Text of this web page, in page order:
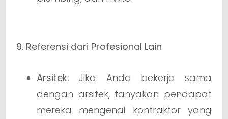
9. Referensi dari Profesional Lain
Arsitek: Jika Anda bekerja sama
dengan arsitek, tanyakan pendapat
mereka mengenai kontraktor yang